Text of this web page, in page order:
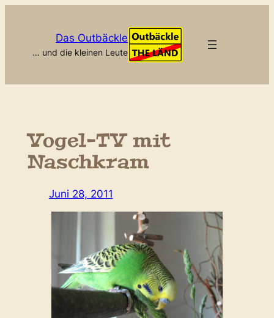
Das Outbäckle
… und die kleinen Leute
Vogel-TV mit
Naschkram
Juni 28, 2011